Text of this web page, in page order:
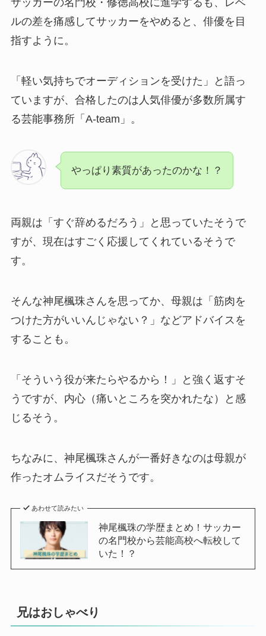
ルの差を痛感してサッカーをやめると、俳優を目
指すように。
「軽い気持ちでオーディションを受けた」と語っ
ていますが、合格したのは人気俳優が多数所属す
る芸能事務所「A-team」。
やっぱり素質があったのかな！？
両親は「すぐ辞めるだろう」と思っていたそうで
すが、現在はすごく応援してくれているそうで
す。
そんな神尾楓珠さんを思ってか、母親は「筋肉を
つけた方がいいんじゃない？」などアドバイスを
することも。
「そういう役が来たらやるから！」と強く返すそ
うですが、内心（痛いところを突かれたな）と感
じるそう。
ちなみに、神尾楓珠さんが一番好きなのは母親が
作ったオムライスだそうです。
あわせて読みたい
神尾楓珠の学歴まとめ！サッカー
の名門校から芸能高校へ転校して
いた！？
兄はおしゃべり